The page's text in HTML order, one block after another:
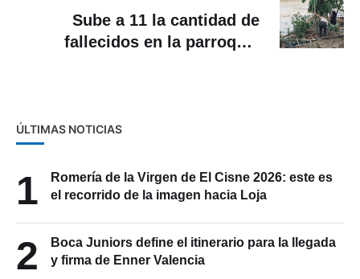
Sube a 11 la cantidad de
fallecidos en la parroquia
ÚLTIMAS NOTICIAS
1
Romería de la Virgen de El Cisne 2026: este es
el recorrido de la imagen hacia Loja
2
Boca Juniors define el itinerario para la llegada
y firma de Enner Valencia